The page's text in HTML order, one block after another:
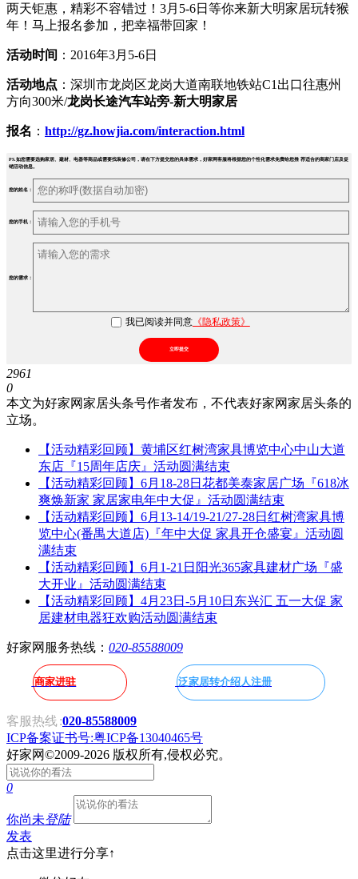
两天钜惠，精彩不容错过！3月5-6日等你来新大明家居玩转猴
年！马上报名参加，把幸福带回家！
活动时间 ：2016年3月5-6日
活动地点 ：深圳市龙岗区龙岗大道南联地铁站C1出口往惠州
方向300米/龙岗长途汽车站旁-新大明家居
报名 ： http://gz.howjia.com/interaction.html
PS.如您需要选购家居、建材、电器等商品或需要找装修公司，请在下方提交您的具体需求，好家网客服将根据您的个性化需求免费给您推 荐适合的商家门店及促
销活动信息。
您的姓名：
您的手机：
您的需求：
我已阅读并同意《隐私政策》
立即提交
2961
0
本文为好家网家居头条号作者发布，不代表好家网家居头条的
立场。
【活动精彩回顾】黄埔区红树湾家具博览中心中山大道
东店『15周年店庆』活动圆满结束
【活动精彩回顾】6月18-28日花都美泰家居广场『618冰
爽焕新家 家居家电年中大促』活动圆满结束
【活动精彩回顾】6月13-14/19-21/27-28日红树湾家具博
览中心(番禺大道店)『年中大促 家具开仓盛宴』活动圆
满结束
【活动精彩回顾】6月1-21日阳光365家具建材广场『盛
大开业』活动圆满结束
【活动精彩回顾】4月23日-5月10日东兴汇 五一大促 家
居建材电器狂欢购活动圆满结束
好家网服务热线： 020-85588009
商家进驻 泛家居转介绍人注册
客服热线 :020-85588009
ICP备案证书号:粤ICP备13040465号
好家网©2009-2026 版权所有,侵权必究。
0
你尚未登陆
发表
点击这里进行分享↑